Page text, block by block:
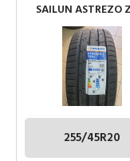
SAILUN ASTREZO
255/45R20 105Y XL
255/45R20